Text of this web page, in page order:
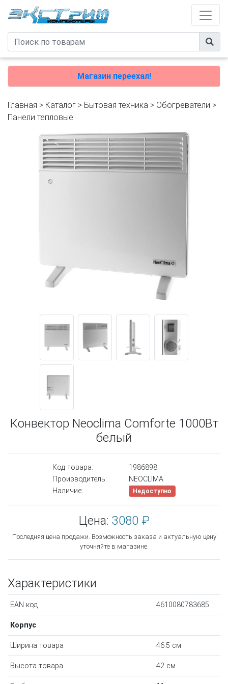
Магазин переехал!
Главная > Каталог > Бытовая техника > Обогреватели >
Панели тепловые
Конвектор Neoclima Comforte 1000Вт
белый
Код товара:
1986898
Производитель:
NEOCLIMA
Наличие:
Недоступно
Цена: 3080 ₽
Последняя цена продажи. Возможность заказа и актуальную цену
уточняйте в магазине.
Характеристики
EAN код 4610080783685
Корпус
Ширина товара 46.5 см
Высота товара 42 см